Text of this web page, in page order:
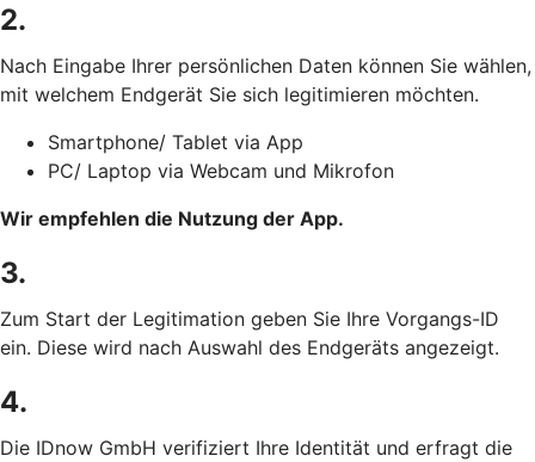
2.
Nach Eingabe Ihrer persönlichen Daten können Sie wählen,
mit welchem Endgerät Sie sich legitimieren möchten.
Smartphone/ Tablet via App
PC/ Laptop via Webcam und Mikrofon
Wir empfehlen die Nutzung der App.
3.
Zum Start der Legitimation geben Sie Ihre Vorgangs-ID
ein. Diese wird nach Auswahl des Endgeräts angezeigt.
4.
Die IDnow GmbH verifiziert Ihre Identität und erfragt die